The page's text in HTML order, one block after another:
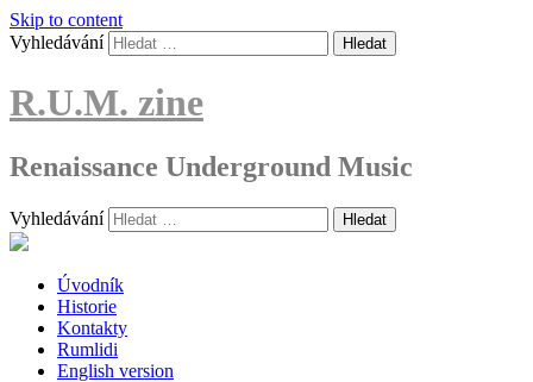
Skip to content
Vyhledávání
R.U.M. zine
Renaissance Underground Music
Vyhledávání
Úvodník
Historie
Kontakty
Rumlidi
English version